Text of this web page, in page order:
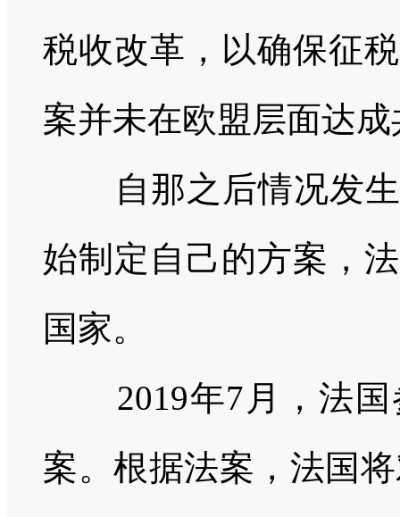
税收改革，以确保征
案并未在欧盟层面达
自那之后情况发
始制定自己的方案，
国家。
2019年7 月，法
案。根据法案，法国